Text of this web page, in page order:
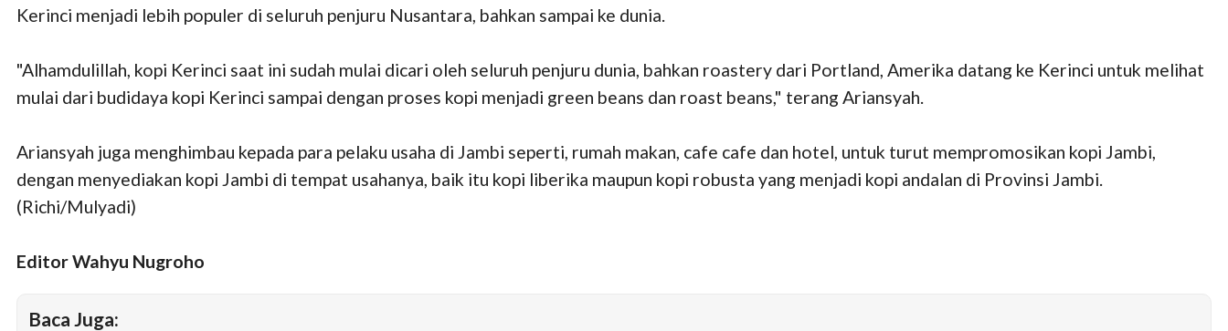
Kerinci menjadi lebih populer di seluruh penjuru Nusantara, bahkan sampai ke dunia.
"Alhamdulillah, kopi Kerinci saat ini sudah mulai dicari oleh seluruh penjuru dunia, bahkan roastery dari Portland, Amerika datang ke Kerinci untuk melihat
mulai dari budidaya kopi Kerinci sampai dengan proses kopi menjadi green beans dan roast beans," terang Ariansyah.
Ariansyah juga menghimbau kepada para pelaku usaha di Jambi seperti, rumah makan, cafe cafe dan hotel, untuk turut mempromosikan kopi Jambi,
dengan menyediakan kopi Jambi di tempat usahanya, baik itu kopi liberika maupun kopi robusta yang menjadi kopi andalan di Provinsi Jambi.
(Richi/Mulyadi)
Editor Wahyu Nugroho
Baca Juga: